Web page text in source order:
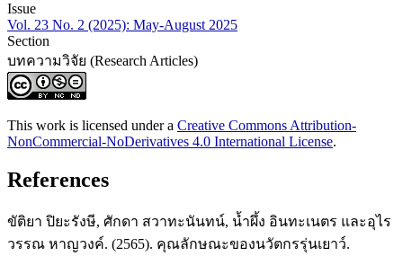
Issue
Vol. 23 No. 2 (2025): May-August 2025
Section
บทความวิจัย (Research Articles)
This work is licensed under a Creative Commons Attribution-
NonCommercial-NoDerivatives 4.0 International License.
References
ขัติยา ปิยะรังษี, ศักดา สวาทะนันทน์, น้ำผึ้ง อินทะเนตร และอุไร
วรรณ หาญวงค์. (2565). คุณลักษณะของนวัตกรรุ่นเยาว์.